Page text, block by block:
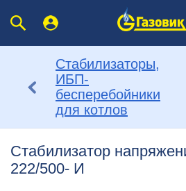
Стабилизаторы,
ИБП-
бесперебойники
для котлов
Стабилизатор
222/500- И